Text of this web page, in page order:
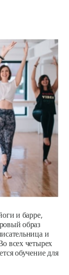
и барре,
образ
и
всех четырех
обучение для